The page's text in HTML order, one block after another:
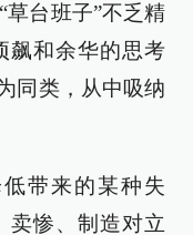
台班子”不乏精
飙和余华的思考
同类，从中吸纳
带来的某种失
卖惨、制造对立